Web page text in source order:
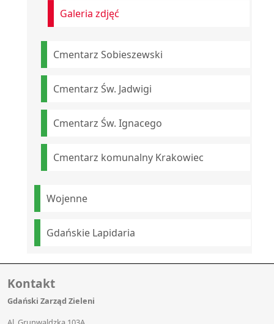
Galeria zdjęć
Cmentarz Sobieszewski
Cmentarz Św. Jadwigi
Cmentarz Św. Ignacego
Cmentarz komunalny Krakowiec
Wojenne
Gdańskie Lapidaria
Kontakt
Gdański Zarząd Zieleni